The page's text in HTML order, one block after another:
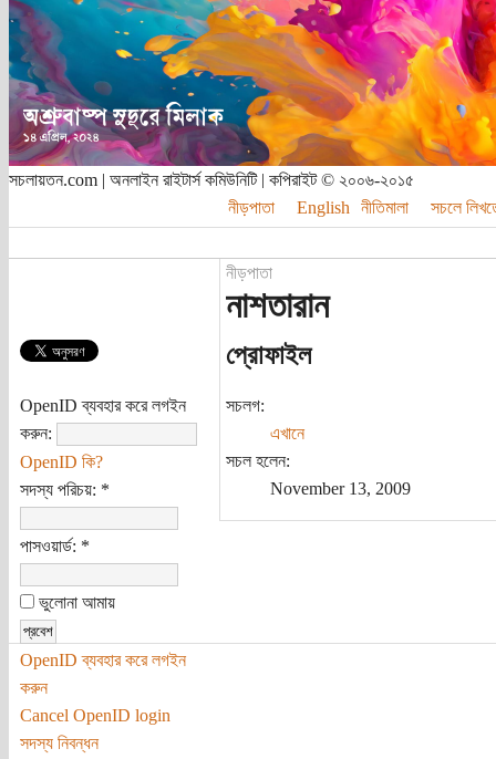
সচলায়তন.com | অনলাইন রাইটার্স কমিউনিটি | কপিরাইট © ২০০৬-২০১৫
নীড়পাতা
English নীতিমালা সচলে
OpenID ব্যবহার করে লগইন
করুন:
OpenID কি?
সদস্য পরিচয়: *
পাসওয়ার্ড: *
ভুলোনা আমায়
OpenID ব্যবহার করে লগইন
করুন
Cancel OpenID login
সদস্য নিবন্ধন
নীড়পাতা
নাশতারান
প্রোফাইল
সচলগ:
এখানে
সচল হলেন:
November 13, 2009